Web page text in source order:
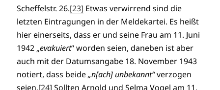
Scheffelstr. 26.[23] Etwas verwirrend sind die
letzten Eintragungen in der Meldekartei. Es heißt
hier einerseits, dass er und seine Frau am 11. Juni
1942 „evakuiert“ worden seien, daneben ist aber
auch mit der Datumsangabe 18. November 1943
notiert, dass beide„n[ach] unbekannt“verzogen
seien.[24] Sollten Arnold und Selma Vogel am 11.